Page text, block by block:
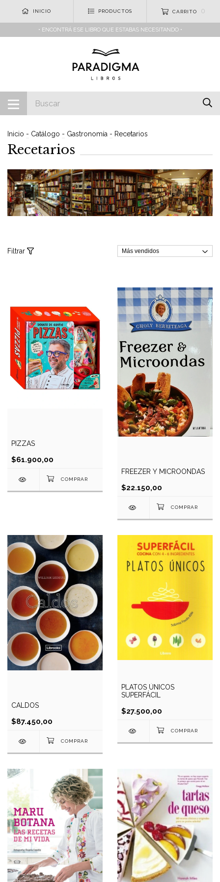
INICIO PRODUCTOS CARRITO 0
• ENCONTRÁ ESE LIBRO QUE ESTABAS NECESITANDO •
Inicio - Catálogo - Gastronomía - Recetarios
Recetarios
Filtrar
PIZZAS
$61.900,00
FREEZER Y MICROONDAS
$22.150,00
CALDOS
$87.450,00
PLATOS ÚNICOS
SUPERFÁCIL
$27.500,00